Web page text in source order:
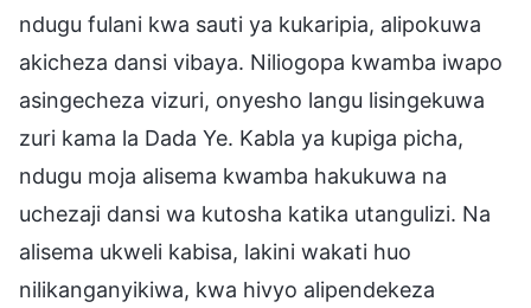
ndugu fulani kwa sauti ya kukaripia, alipokuwa
akicheza dansi vibaya. Niliogopa kwamba iwapo
asingecheza vizuri, onyesho langu lisingekuwa
zuri kama la Dada Ye. Kabla ya kupiga picha,
ndugu moja alisema kwamba hakukuwa na
uchezaji dansi wa kutosha katika utangulizi. Na
alisema ukweli kabisa, lakini wakati huo
nilikanganyikiwa, kwa hivyo alipendekeza